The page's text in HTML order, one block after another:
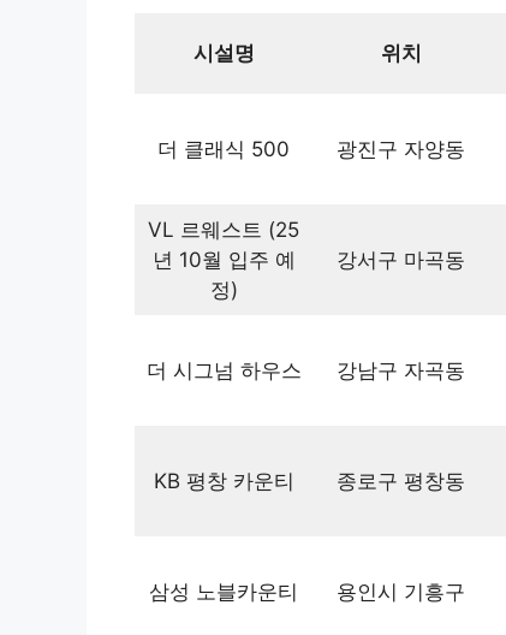
시설명 위치
더 클래식 500 광진구 자양동
VL 르웨스트 (25
년 10월 입주 예
정)
강서구 마곡동
더 시그넘 하우스 강남구 자곡동
KB 평창 카운티 종로구 평창동
삼성 노블카운티 용인시 기흥구